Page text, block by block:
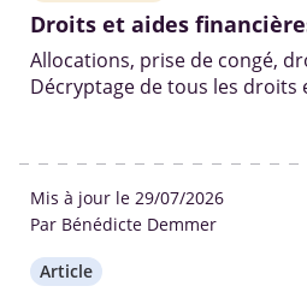
Droits et aides
Allocations, prise de congé,
Décryptage de tous les droits
existants pour aider les
leur proche âgé, malade ou
meilleures conditions.
Mis à jour le 29/07/2026
Par Bénédicte Demmer
Article